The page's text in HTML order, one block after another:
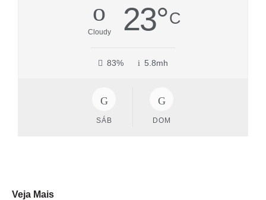
Cloudy 23°C
83% 5.8mh
SÁB DOM
Veja Mais